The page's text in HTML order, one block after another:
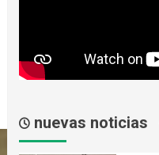
nuevas noticias